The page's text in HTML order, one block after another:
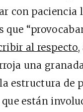
con paciencia
al respecto
una
estructura de
están
los márgenes